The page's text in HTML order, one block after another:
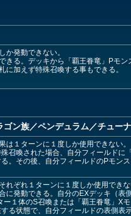
か発動できない。
る。デッキから「覇王眷竜」Pモ
に加えず特殊召喚する事もできる。
ゴン族／ペンデュラム／チュー
は１ターンに１度しか使用できない。
召喚された場合、自分フィールドに
。その後、自分フィールドのPモン
ぞれ１ターンに１度しか使用できな
発動できる。自分のEXデッキ（表
１体のS召喚または「覇王眷竜」X
る状態で、自分フィールドの表側表